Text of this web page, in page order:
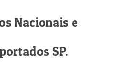
Nacionais e
SP.